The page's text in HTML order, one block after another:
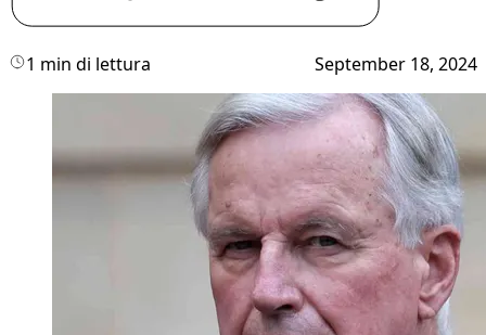
1 min di lettura September 18, 2024